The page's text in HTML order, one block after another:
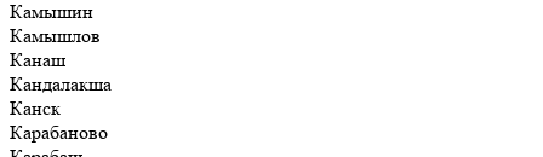
Камышин
Камышлов
Канаш
Кандалакша
Канск
Карабаново